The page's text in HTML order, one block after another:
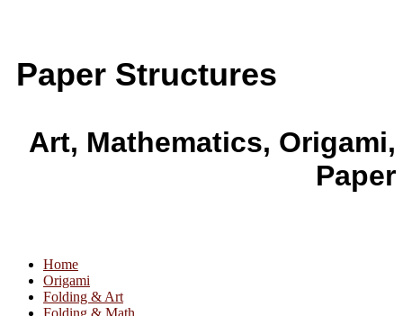
Paper Structures
Art, Mathematics, Origami,
Paper
Home
Origami
Folding & Art
Folding & Math